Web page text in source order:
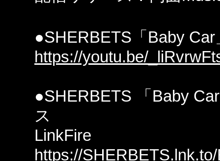
●SHERBETS「Baby
https://youtu.be/
●SHERBETS 「Baby
ス
LinkFire
https://